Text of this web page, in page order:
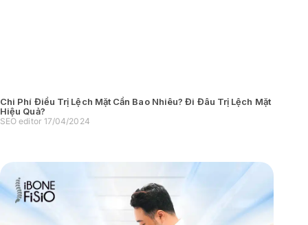
Chi Phí Điều Trị Lệch Mặt Cần Bao Nhiêu? Đi Đâu Trị Lệch Mặt
Hiệu Quả?
SEO editor 17/04/2024